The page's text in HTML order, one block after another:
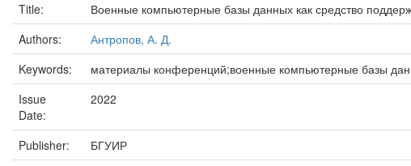
Title:
Военные компьютерные базы данных как средство
Authors:
Антропов, А. Д.
Keywords:
материалы конференций;военные компьютерные базы
Issue
Date:
2022
Publisher:
БГУИР